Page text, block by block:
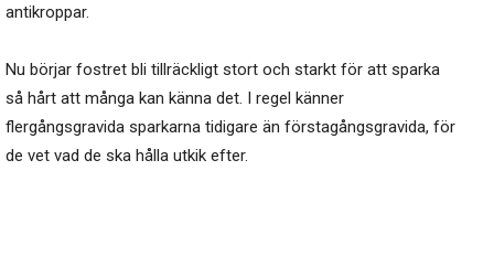
antikroppar.
Nu börjar fostret bli tillräckligt stort och starkt för att sparka
så hårt att många kan känna det. I regel känner
flergångsgravida sparkarna tidigare än förstagångsgravida, för
de vet vad de ska hålla utkik efter.